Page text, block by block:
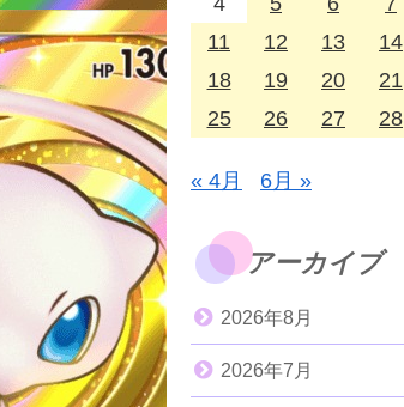
11
12 13 14
18
19 20 21
25
26 27 28
« 4月 6月 »
アーカイブ
2026年8月
2026年7月